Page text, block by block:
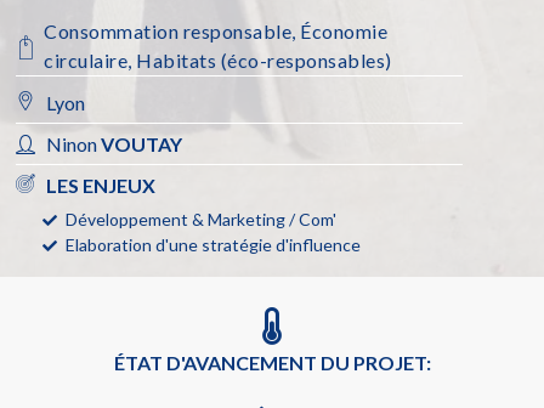
Consommation responsable, Économie
circulaire, Habitats (éco-responsables)
Lyon
NinonVOUTAY
LES ENJEUX
Développement & Marketing / Com'
Elaboration d'une stratégie d'influence
ÉTAT D'AVANCEMENT DU PROJET: